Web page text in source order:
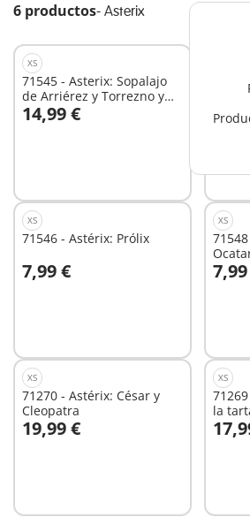
6 productos- Asterix
XS
71545 - Asterix: Sopalajo
de Arriérez y Torrezno y
Pepe
14,99 €
A la cesta A
XS
71546 - Astérix: Prólix
7,99 €
A la cesta
XS
A la
XS
71270 - Astérix: César y
Cleopatra
19,99 €
XS
la